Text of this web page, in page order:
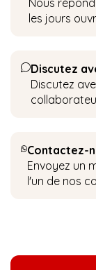
Nous
les jours
Discutez
Discutez
Contactez-
Envoyez un
l'un de nos